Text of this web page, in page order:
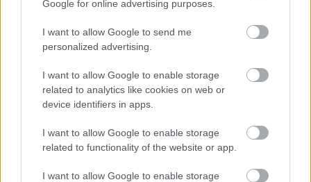
Google for online advertising purposes.
I want to allow Google to send me
personalized advertising.
I want to allow Google to enable storage
related to analytics like cookies on web or
device identifiers in apps.
I want to allow Google to enable storage
related to functionality of the website or app.
I want to allow Google to enable storage
tunnistautuminen on jo arkea
EDELLINEN SEURAAVA